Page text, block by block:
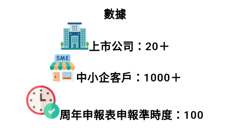
數據
上市公司：20＋
中小企客戶：1000＋
周年申報表申報準時度：100